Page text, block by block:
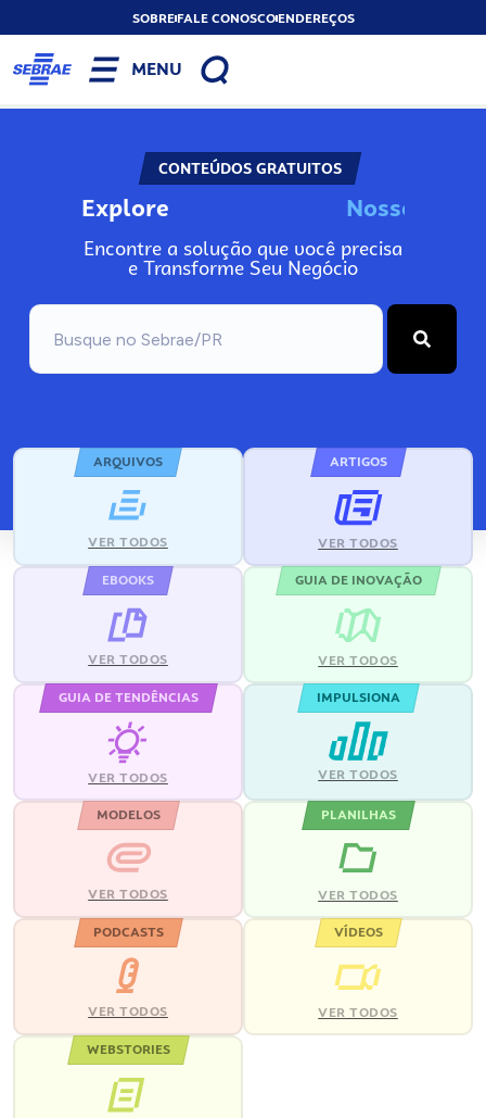
SOBREFALE CONOSCOENDEREÇOS
MENU
CONTEÚDOS GRATUITOS
Explore Nosso
Encontre a solução que você precisa
e Transforme Seu Negócio
ARQUIVOS
VER TODOS
ARTIGOS
VER TODOS
EBOOKS
VER TODOS
GUIA DE INOVAÇÃO
VER TODOS
GUIA DE TENDÊNCIAS
VER TODOS
IMPULSIONA
VER TODOS
MODELOS
VER TODOS
PLANILHAS
VER TODOS
PODCASTS
VER TODOS
VÍDEOS
VER TODOS
WEBSTORIES